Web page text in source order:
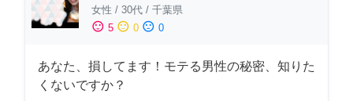
女性 / 30代 / 千葉県
sentiment_satisfied 5 sentiment_neutral 0 sentiment_dissatisfied 0
あなた、損してます！モテる男性の秘密、知りた
くないですか？